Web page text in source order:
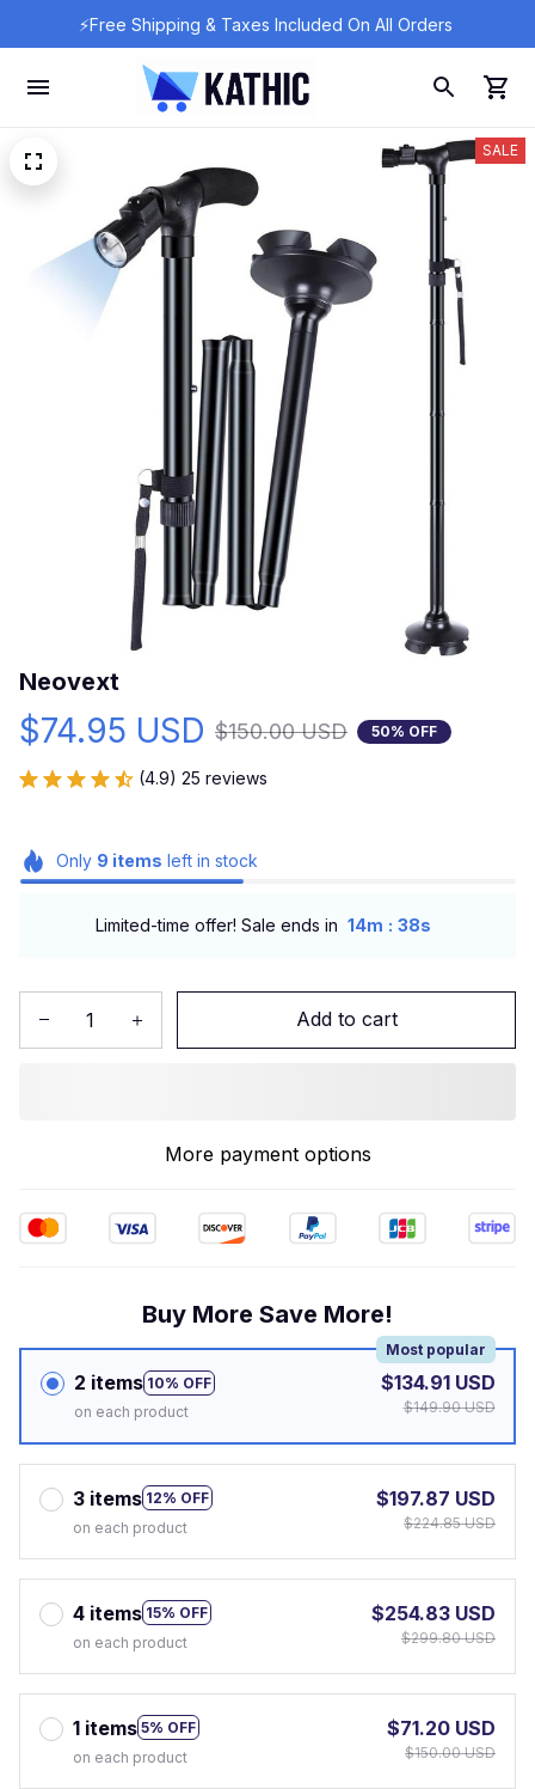
⚡Free Shipping & Taxes Included On All Orders
SALE
Neovext
$74.95 USD $150.00 USD 50% OFF
(4.9) 25 reviews
Only 9 items left in stock
Limited-time offer! Sale ends in 14m : 37s
Add to cart
More payment options
Buy More Save More!
2 items 10% OFF
Most popular
on each product
$134.91 USD
$149.90 USD
3 items 12% OFF
on each product
$197.87 USD
$224.85 USD
4 items 15% OFF
on each product
$254.83 USD
$299.80 USD
1 items 5% OFF
on each product
$71.20 USD
$150.00 USD